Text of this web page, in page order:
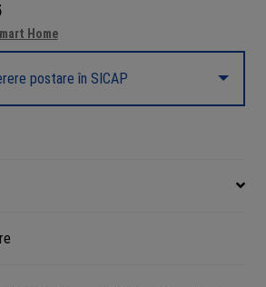
Home
postare în SICAP